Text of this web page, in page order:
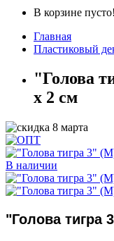
В корзине пусто!
Главная
Пластиковый
"Голова
x 2 см
В наличии
"Голова тигра